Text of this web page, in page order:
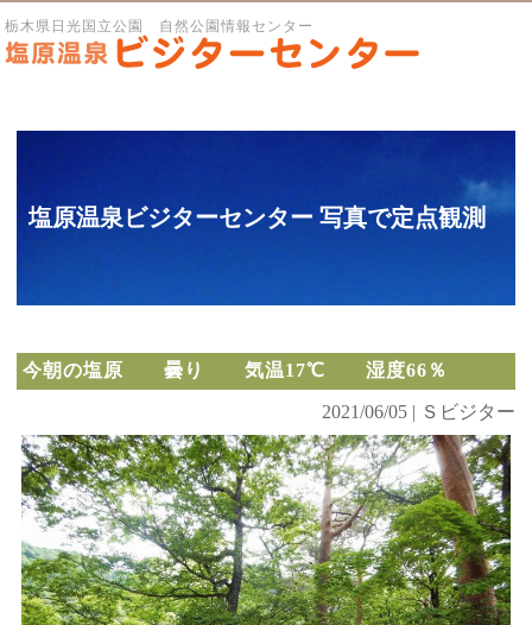
栃木県日光国立公園 自然公園情報センター
塩原温泉ビジターセンター 写真で定点観測
今朝の塩原 曇り 気温17℃ 湿度66％
2021/06/05 | Ｓビジター